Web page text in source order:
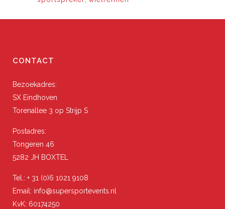
CONTACT
Bezoekadres:
SX Eindhoven
Torenallee 3 op Strijp S
Postadres:
Tongeren 46
5282 JH BOXTEL
Tel.: + 31 (0)6 1021 9108
Email: info@supersportevents.nl
KvK: 60174250